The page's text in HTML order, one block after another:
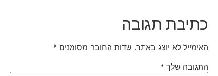
כתיבת תגובה
האימייל לא יוצג באתר. שדות החובה מסומנים*
התגובה שלך*